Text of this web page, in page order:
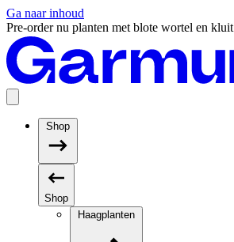
Ga naar inhoud
Pre-order nu planten met blote wortel en kluit
Shop
Shop
Haagplanten